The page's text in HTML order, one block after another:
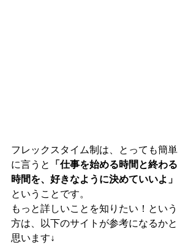
フレックスタイム制は、とっても簡単
に言うと
「仕事を始める時間と終わる
時間を、好きなように決めていいよ」
ということです。
もっと詳しいことを知りたい！という
方は、以下のサイトが参考になるかと
思います↓